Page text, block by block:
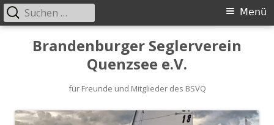
Brandenburger Seglerverein
Quenzsee e.V.
für Freunde und Mitglieder des BSVQ
Primäres
Menü
Menü
Suchen
nach: